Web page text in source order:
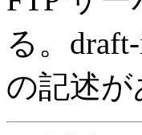
る。
の記述が